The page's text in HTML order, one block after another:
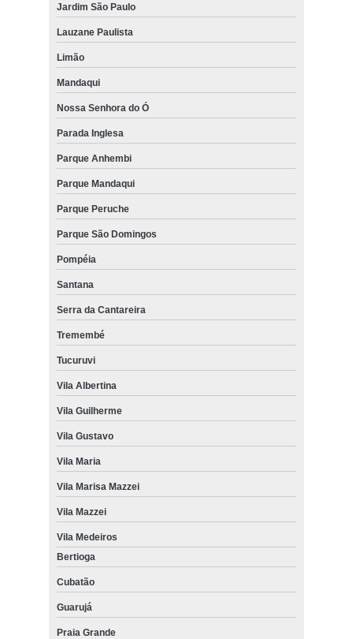
Jardim São Paulo
Lauzane Paulista
Limão
Mandaqui
Nossa Senhora do Ó
Parada Inglesa
Parque Anhembi
Parque Mandaqui
Parque Peruche
Parque São Domingos
Pompéia
Santana
Serra da Cantareira
Tremembé
Tucuruvi
Vila Albertina
Vila Guilherme
Vila Gustavo
Vila Maria
Vila Marisa Mazzei
Vila Mazzei
Vila Medeiros
Bertioga
Cubatão
Guarujá
Praia Grande